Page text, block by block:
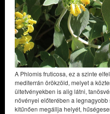
A Phlomis fruticosa, ez a szinte
mediterrán örökzöld, melyet a
ültetvényekben is alig látni,
növényei előterében a legnagyobb
kitűnően megállja helyét,